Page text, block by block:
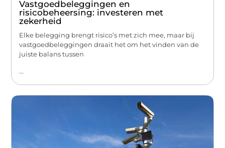
Vastgoedbeleggingen en
risicobeheersing: investeren met
zekerheid
Elke belegging brengt risico’s met zich mee, maar bij
vastgoedbeleggingen draait het om het vinden van de
juiste balans tussen
...